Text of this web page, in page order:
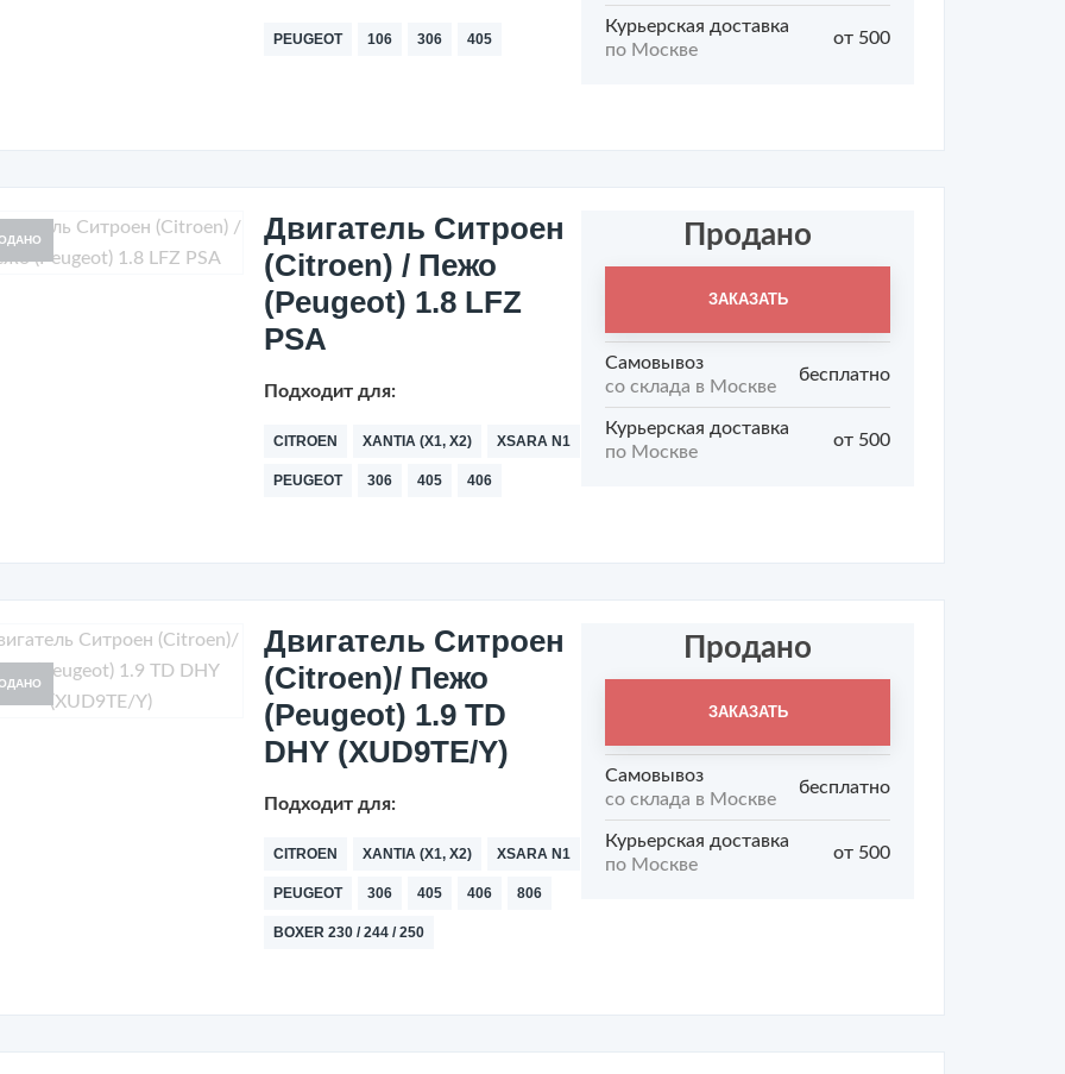
PEUGEOT 106 306 405
Курьерская доставка
по Москве
от 500
Двигатель Ситроен
(Citroen) / Пежо
(Peugeot) 1.8 LFZ
PSA
Подходит для:
CITROEN XANTIA (X1, X2) XSARA N1
PEUGEOT 306 405 406
Продано
ЗАКАЗАТЬ
Самовывоз
со склада в Москве
бесплатно
Курьерская доставка
по Москве
от 500
Двигатель Ситроен
(Citroen)/ Пежо
(Peugeot) 1.9 TD
DHY (XUD9TE/Y)
Подходит для:
CITROEN XANTIA (X1, X2) XSARA N1
PEUGEOT 306 405 406 806
BOXER 230 / 244 / 250
Продано
ЗАКАЗАТЬ
Самовывоз
со склада в Москве
бесплатно
Курьерская доставка
по Москве
от 500